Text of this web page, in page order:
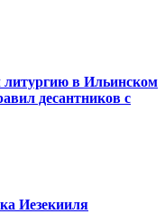
в Ильинском
десантников с
Иезекииля